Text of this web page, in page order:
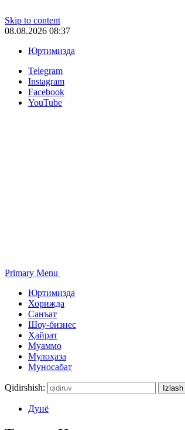
Skip to content
08.08.2026 08:37
Юртимизда
Telegram
Instagram
Facebook
YouTube
Primary Menu
Юртимизда
Хорижда
Санъат
Шоу-бизнес
Ҳайрат
Муаммо
Мулоҳаза
Муносабат
Qidirshish:
Дунё